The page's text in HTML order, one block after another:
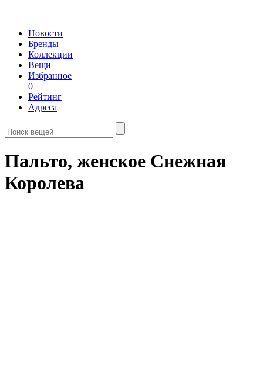
Новости
Бренды
Коллекции
Вещи
Избранное
0
Рейтинг
Адреса
Пальто, женское Снежная
Королева